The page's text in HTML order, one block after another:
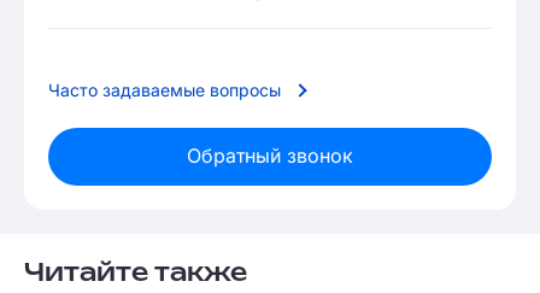
Часто задаваемые вопросы
Обратный звонок
Читайте также